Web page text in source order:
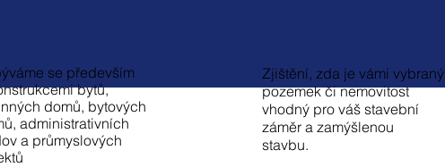
se především
bytů,
domů, bytových
administrativních
a průmyslových
Zjištění, zda je vámi vybraný
pozemek či nemovitost
vhodný pro váš stavební
záměr a zamýšlenou
stavbu.